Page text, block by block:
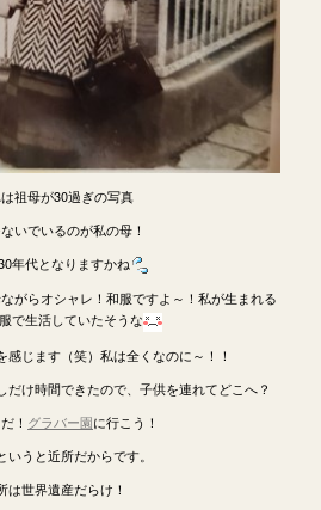
祖母が30過ぎの写真
いでいるのが私の母！
年代となりますかね
がらオシャレ！和服ですよ～！私が生まれる
で生活していたそうな
感じます（笑）私は全くなのに～！！
だけ時間できたので、子供を連れてどこへ？
！ グラバー園に行こう！
いうと近所だからです。
は世界遺産だらけ！